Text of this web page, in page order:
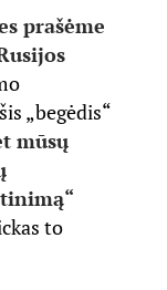
prašėme
„begėdis“
mūsų
to